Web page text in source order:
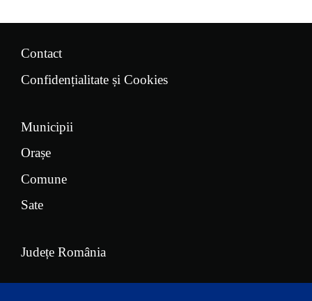
Contact
Confidențialitate și Cookies
Municipii
Orașe
Comune
Sate
Județe România